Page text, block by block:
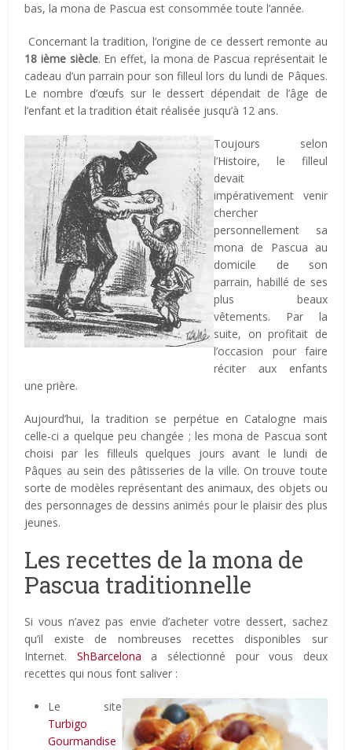
bas, la mona de Pascua est consommée toute l’année.
Concernant la tradition, l’origine de ce dessert remonte au
18 ième siècle. En effet, la mona de Pascua représentait le
cadeau d’un parrain pour son filleul lors du lundi de Pâques.
Le nombre d’œufs sur le dessert dépendait de l’âge de
l’enfant et la tradition était réalisée jusqu’à 12 ans.
Toujours selon
l’Histoire, le filleul
devait
impérativement venir
chercher
personnellement sa
mona de Pascua au
domicile de son
parrain, habillé de ses
plus beaux
vêtements. Par la
suite, on profitait de
l’occasion pour faire
réciter aux enfants
une prière.
Aujourd’hui, la tradition se perpétue en Catalogne mais
celle-ci a quelque peu changée ; les mona de Pascua sont
choisi par les filleuls quelques jours avant le lundi de
Pâques au sein des pâtisseries de la ville. On trouve toute
sorte de modèles représentant des animaux, des objets ou
des personnages de dessins animés pour le plaisir des plus
jeunes.
Les recettes de la mona de
Pascua traditionnelle
Si vous n’avez pas envie d’acheter votre dessert, sachez
qu’il existe de nombreuses recettes disponibles sur
Internet. ShBarcelona a sélectionné pour vous deux
recettes qui nous font saliver :
Le site
Turbigo
Gourmandise